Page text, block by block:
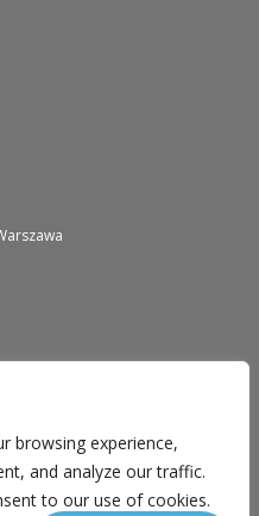
browsing experience,
and analyze our traffic.
to our use of cookies.
serwisu
Label